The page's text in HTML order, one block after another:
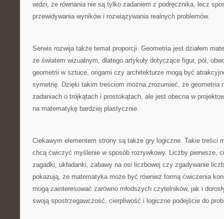
widzi, że równania nie są tylko zadaniem z podręcznika, lecz
przewidywania wyników i rozwiązywania realnych problemów.
Serwis rozwija także temat proporcji. Geometria jest działem
ze światem wizualnym, dlatego artykuły dotyczące figur, pól,
geometrii w sztuce, origami czy architekturze mogą być
symetrię. Dzięki takim treściom można zrozumieć, że geometria
zadaniach o trójkątach i prostokątach, ale jest obecna w
na matematykę bardziej plastycznie.
Ciekawym elementem strony są także gry logiczne. Takie treści
chcą ćwiczyć myślenie w sposób rozrywkowy. Liczby pierwsze,
zagadki, układanki, zabawy na osi liczbowej czy zgadywanie
pokazują, że matematyka może być również formą ćwiczenia
mogą zainteresować zarówno młodszych czytelników, jak i
swoją spostrzegawczość, cierpliwość i logiczne podejście do